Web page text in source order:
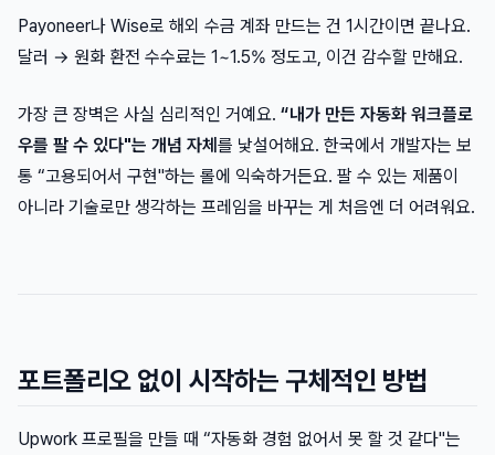
Payoneer나 Wise로 해외 수금 계좌 만드는 건 1시간이면 끝나요.
달러 → 원화 환전 수수료는 1~1.5% 정도고, 이건 감수할 만해요.
가장 큰 장벽은 사실 심리적인 거예요. “내가 만든 자동화 워크플로
우를 팔 수 있다"는 개념 자체 를 낯설어해요. 한국에서 개발자는 보
통 “고용되어서 구현"하는 롤에 익숙하거든요. 팔 수 있는 제품이
아니라 기술로만 생각하는 프레임을 바꾸는 게 처음엔 더 어려워요.
포트폴리오 없이 시작하는 구체적인 방법
Upwork 프로필을 만들 때 “자동화 경험 없어서 못 할 것 같다"는